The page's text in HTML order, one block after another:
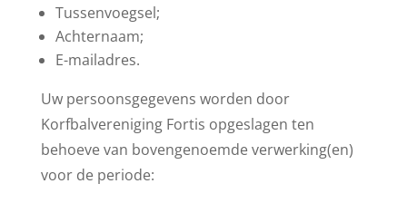
Tussenvoegsel;
Achternaam;
E-mailadres.
Uw persoonsgegevens worden door
Korfbalvereniging Fortis opgeslagen ten
behoeve van bovengenoemde verwerking(en)
voor de periode: